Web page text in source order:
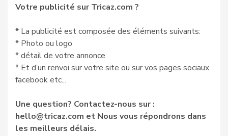
Votre publicité sur Tricaz.com ?
* La publicité est composée des éléments suivants:
* Photo ou logo
* détail de votre annonce
* Et d’un renvoi sur votre site ou sur vos pages sociaux
facebook etc...
Une question? Contactez-nous sur :
hello@tricaz.com et Nous vous répondrons dans
les meilleurs délais.